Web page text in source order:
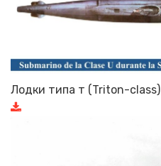
Лодки типа т (Triton-class)